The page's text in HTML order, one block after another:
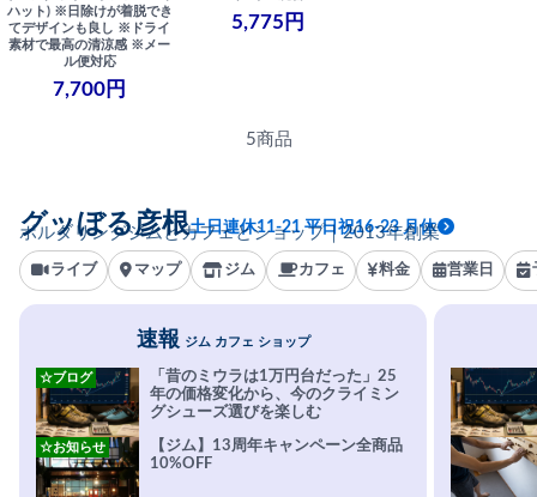
ハット) ※日除けが着脱でき
てデザインも良し ※ドライ
素材で最高の清涼感 ※メー
ル便対応
7,700円
5,775円
5商品
ボルダリングジムとカフェとショップ｜2013年創業
グッぼる彦根土日連休11-21 平日祝16-23 月休
ライブ マップ ジム カフェ 料金 営業日
速報 ジム カフェ ショップ
「昔のミウラは1万円台だった」25
年の価格変化から、今のクライミン
グシューズ選びを楽しむ
☆ブログ
【ジム】13周年キャンペーン全商品
10%OFF
☆お知らせ